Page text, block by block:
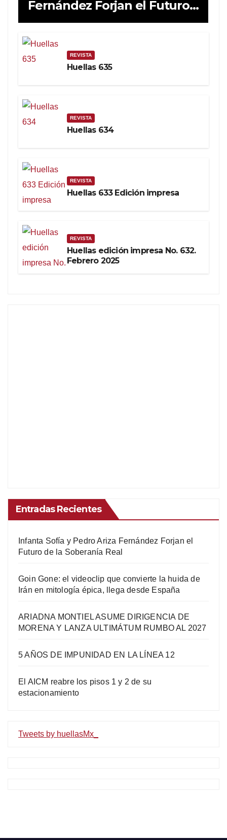
Fernández Forjan el Futuro
de la Soberanía Real
REVISTA
Huellas 635
REVISTA
Huellas 634
REVISTA
Huellas 633 Edición impresa
REVISTA
Huellas edición impresa No. 632.
Febrero 2025
Entradas Recientes
Infanta Sofía y Pedro Ariza Fernández Forjan el
Futuro de la Soberanía Real
Goin Gone: el videoclip que convierte la huida de
Irán en mitología épica, llega desde España
ARIADNA MONTIEL ASUME DIRIGENCIA DE
MORENA Y LANZA ULTIMÁTUM RUMBO AL 2027
5 AÑOS DE IMPUNIDAD EN LA LÍNEA 12
El AICM reabre los pisos 1 y 2 de su
estacionamiento
Tweets by huellasMx_